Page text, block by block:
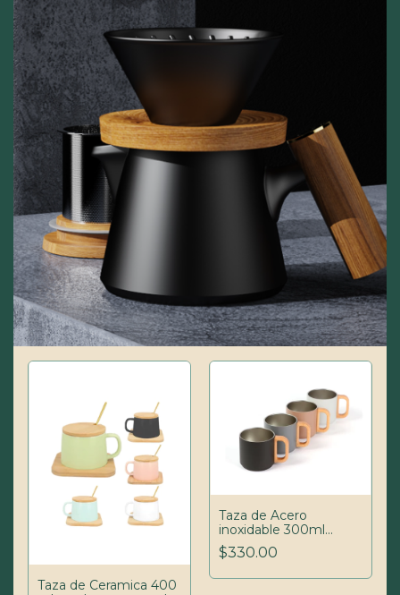
Taza de Ceramica 400
Taza de Acero
inoxidable 300ml
doble pared con
mango de madera
$330.00